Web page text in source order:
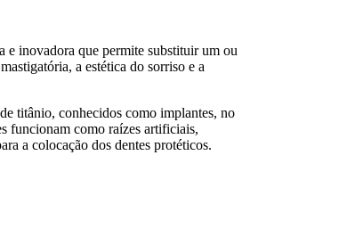
e inovadora que permite substituir um ou
a estética do sorriso e a
titânio, conhecidos como implantes, no
funcionam como raízes artificiais,
a colocação dos dentes protéticos.